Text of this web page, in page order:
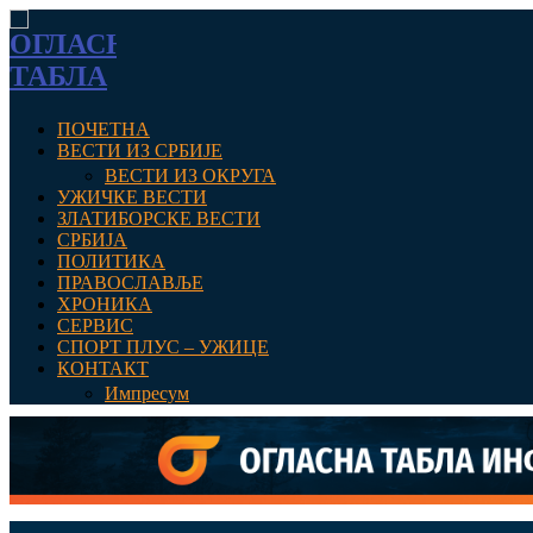
ПОЧЕТНА
ВЕСТИ ИЗ СРБИЈЕ
ВЕСТИ ИЗ ОКРУГА
УЖИЧКЕ ВЕСТИ
ЗЛАТИБОРСКЕ ВЕСТИ
СРБИЈА
ПОЛИТИКА
ПРАВОСЛАВЉЕ
ХРОНИКА
СЕРВИС
СПОРТ ПЛУС – УЖИЦЕ
КОНТАКТ
Импресум